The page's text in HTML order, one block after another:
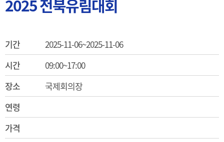
2025 전북유림대회
기간
2025-11-06~2025-11-06
시간
09:00~17:00
장소
국제회의장
연령
가격